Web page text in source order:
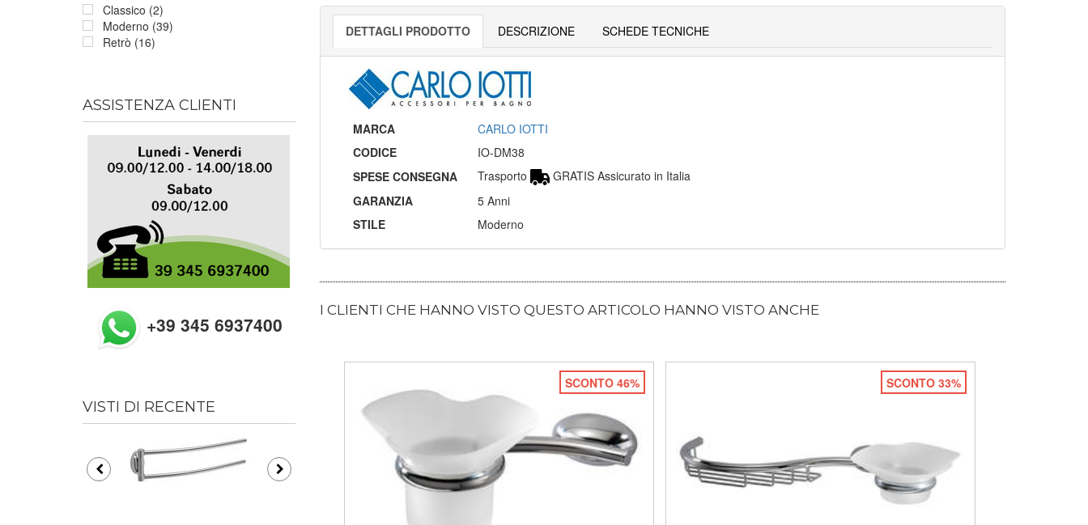
Classico (2)
Moderno (39)
Retrò (16)
ASSISTENZA CLIENTI
+39 345 6937400
VISTI DI RECENTE
DETTAGLI PRODOTTO DESCRIZIONE SCHEDE TECNICHE
MARCA
CARLO IOTTI
CODICE
IO-DM38
SPESE CONSEGNA
Trasporto
GRATIS Assicurato in Italia
GARANZIA
5 Anni
STILE
Moderno
I CLIENTI CHE HANNO VISTO QUESTO ARTICOLO HANNO VISTO ANCHE
SCONTO 46% SCONTO 33%